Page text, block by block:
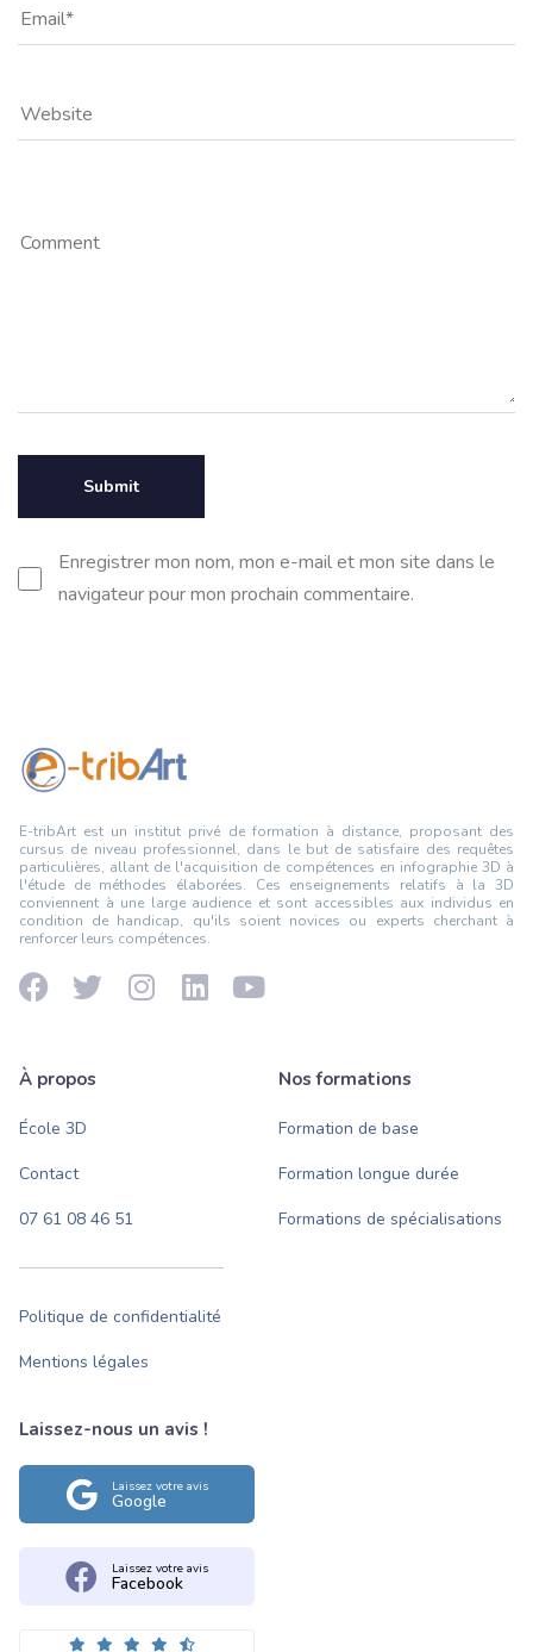
Enregistrer mon nom, mon e-mail et mon site dans le
navigateur pour mon prochain commentaire.
E-tribArt est un institut privé de formation à distance, proposant des
cursus de niveau professionnel, dans le but de satisfaire des requêtes
particulières, allant de l'acquisition de compétences en infographie 3D à
l'étude de méthodes élaborées. Ces enseignements relatifs à la 3D
conviennent à une large audience et sont accessibles aux individus en
condition de handicap, qu'ils soient novices ou experts cherchant à
renforcer leurs compétences.
À propos
École 3D
Contact
07 61 08 46 51
Politique de confidentialité
Mentions légales
Nos formations
Formation de base
Formation longue durée
Formations de spécialisations
Laissez-nous un avis !
Laissez votre avis
Google
Laissez votre avis
Facebook